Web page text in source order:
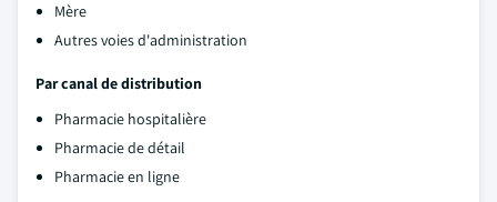
Mère
Autres voies d'administration
Par canal de distribution
Pharmacie hospitalière
Pharmacie de détail
Pharmacie en ligne